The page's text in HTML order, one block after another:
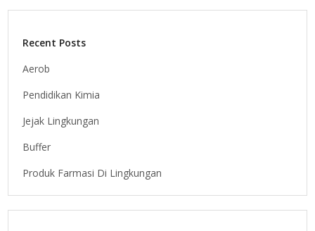
Recent Posts
Aerob
Pendidikan Kimia
Jejak Lingkungan
Buffer
Produk Farmasi Di Lingkungan